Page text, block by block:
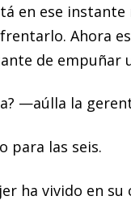
en ese
Ahora
de
—aúlla la
para las seis.
ha vivido en